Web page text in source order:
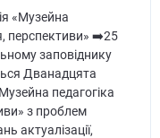
«Музейна
перспективи» ➡️25
заповіднику
Дванадцята
педагогіка
з проблем
актуалізації,